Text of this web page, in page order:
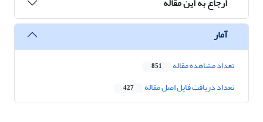
آمار
تعداد مشاهده مقاله 851
تعداد دریافت فایل اصل مقاله 427